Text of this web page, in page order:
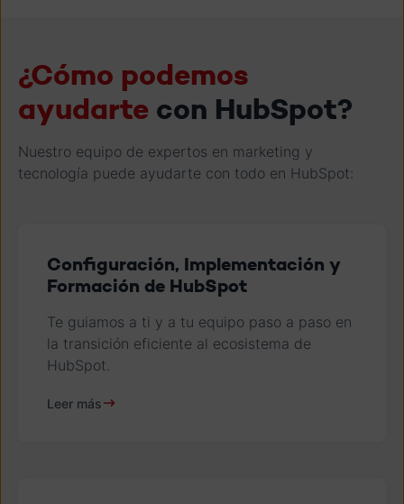
¿Cómo podemos
ayudarte con HubSpot?
Nuestro equipo de expertos en marketing y
tecnología puede ayudarte con todo en HubSpot:
Configuración, Implementación y
Formación de HubSpot
Te guiamos a ti y a tu equipo paso a paso en
la transición eficiente al ecosistema de
HubSpot.
Leer más